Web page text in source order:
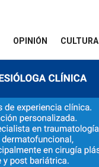
OPINIÓN CULTURA